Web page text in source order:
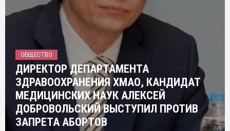
ОБЩЕСТВО
ДИРЕКТОР ДЕПАРТАМЕНТА
ЗДРАВООХРАНЕНИЯ ХМАО, КАНДИДАТ
МЕДИЦИНСКИХ НАУК АЛЕКСЕЙ
ДОБРОВОЛЬСКИЙ ВЫСТУПИЛ ПРОТИВ
ЗАПРЕТА АБОРТОВ